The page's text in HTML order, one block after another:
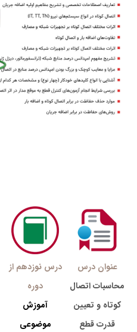
عنوان درس
محاسبات اتصال
کوتاه و تعیین
قدرت قطع
درس نوزدهم از
دوره
آموزش
موضوعی